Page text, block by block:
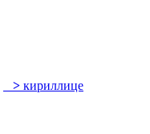
> кириллице